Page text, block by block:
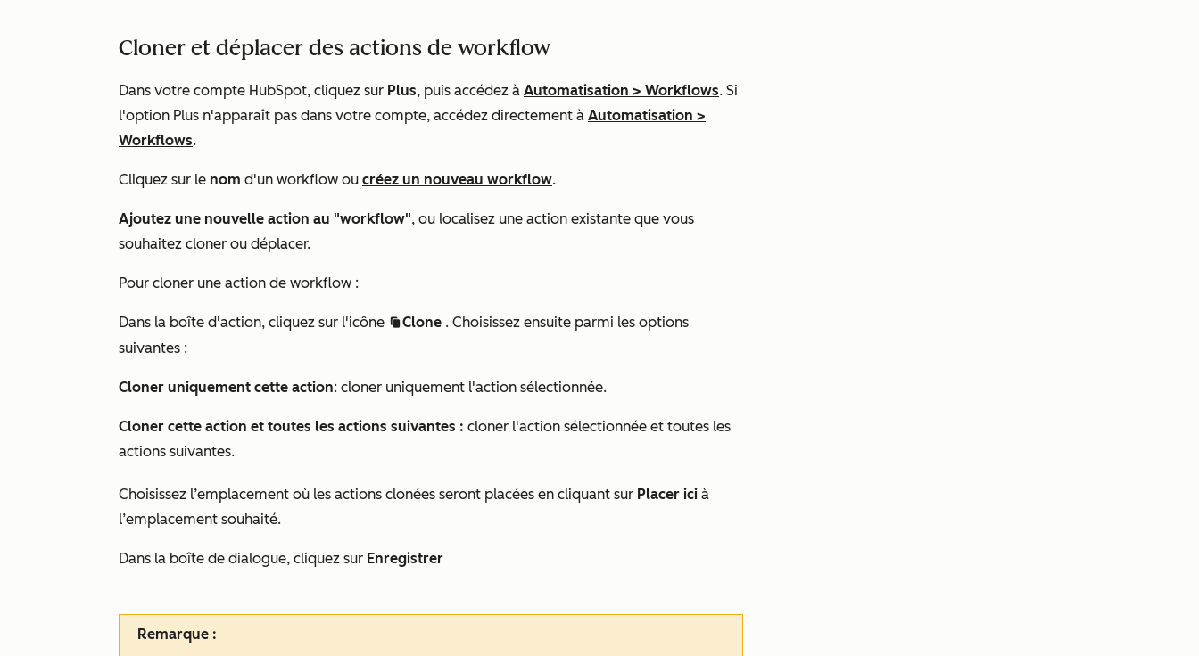
Cloner et déplacer des actions de workflow
Dans votre compte HubSpot, cliquez sur Plus, puis accédez à Automatisation > Workflows. Si
l'option Plus n'apparaît pas dans votre compte, accédez directement à Automatisation >
Workflows.
Cliquez sur le nom d'un workflow ou créez un nouveau workflow.
Ajoutez une nouvelle action au "workflow", ou localisez une action existante que vous
souhaitez cloner ou déplacer.
Pour cloner une action de workflow :
Dans la boîte d'action, cliquez sur l'icône duplicateClone . Choisissez ensuite parmi les options
suivantes :
Cloner uniquement cette action: cloner uniquement l'action sélectionnée.
Cloner cette action et toutes les actions suivantes : cloner l'action sélectionnée et toutes les
actions suivantes.
Choisissez l’emplacement où les actions clonées seront placées en cliquant sur Placer ici à
l’emplacement souhaité.
Dans la boîte de dialogue, cliquez sur Enregistrer
Remarque :